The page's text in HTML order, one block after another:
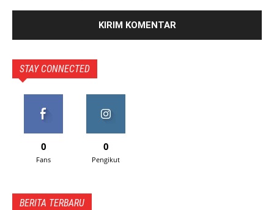
STAY CONNECTED
0
Fans
0
Pengikut
BERITA TERBARU